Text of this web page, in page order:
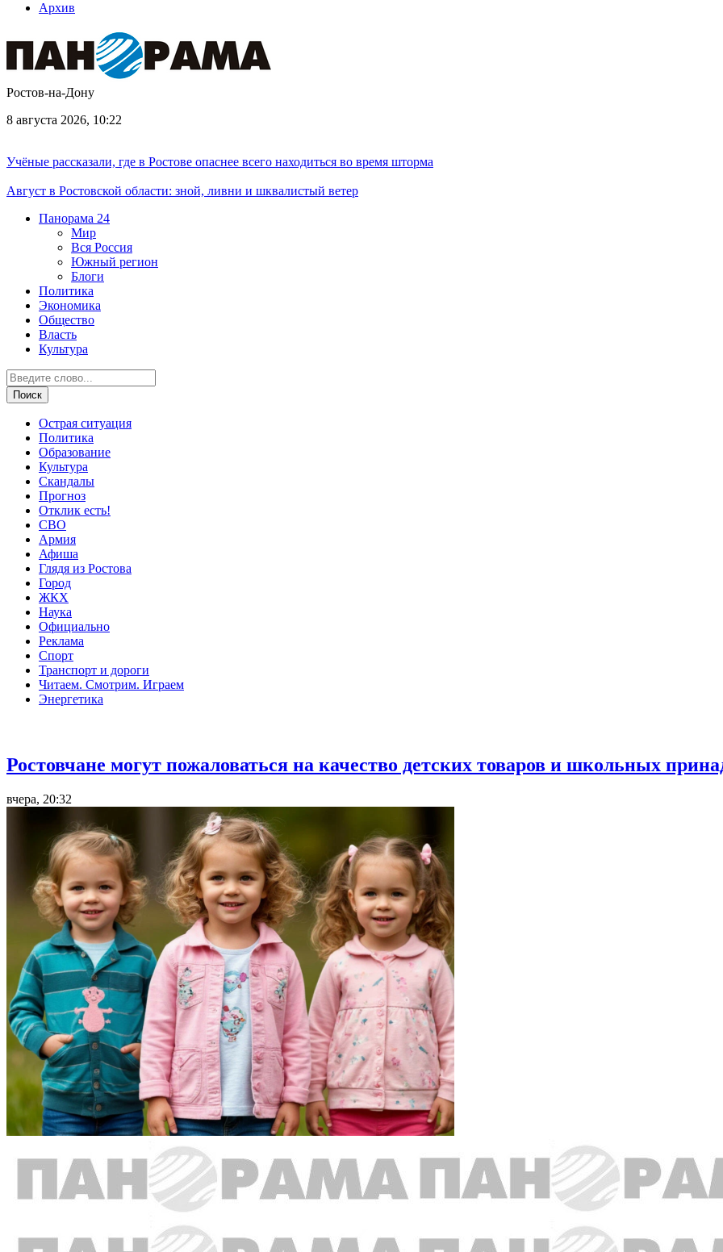
Архив
Ростов-на-Дону
8 августа 2026, 10:22
Учёные рассказали, где в Ростове опаснее всего находиться во время шторма
Август в Ростовской области: зной, ливни и шквалистый ветер
Панорама 24
Мир
Вся Россия
Южный регион
Блоги
Политика
Экономика
Общество
Власть
Культура
Острая ситуация
Политика
Образование
Культура
Скандалы
Прогноз
Отклик есть!
СВО
Армия
Афиша
Глядя из Ростова
Город
ЖКХ
Наука
Официально
Реклама
Спорт
Транспорт и дороги
Читаем. Смотрим. Играем
Энергетика
Ростовчане могут пожаловаться на качество детских товаров и школьных
вчера, 20:32